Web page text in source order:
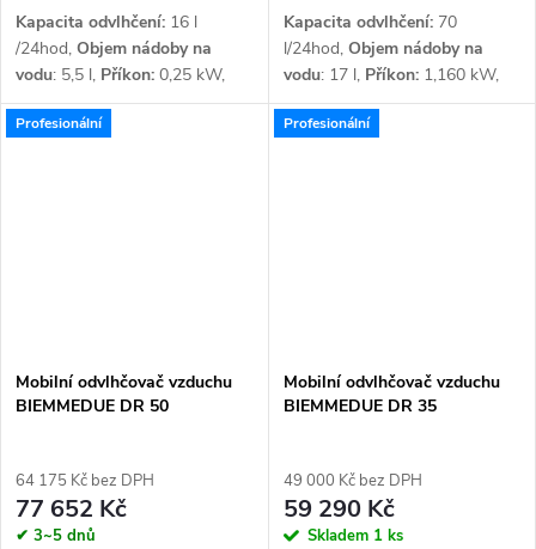
Kapacita odvlhčení: 16 l
/24hod, Objem nádoby na
vodu: 5,5 l, Příkon: 0,25 kW,
Průtok vzduchu:300m³/h,
Napětí:1 x 230 V,
Kapacita odvlhčení:70
l/24hod, Objem nádoby na
vodu: 17 l, Příkon:1,160 kW,
Průtok vzduchu:650 m³/h,
Napětí:1 x 230 V,
Profesionální
Mobilní odvlhčovač vzduchu
BIEMMEDUE DR 50
64 175 Kč bez DPH
77 652 Kč
✔ 3~5 dnů
Profesionální
Mobilní odvlhčovač vzduchu
BIEMMEDUE DR 35
49 000 Kč bez DPH
59 290 Kč
Skladem 1 ks